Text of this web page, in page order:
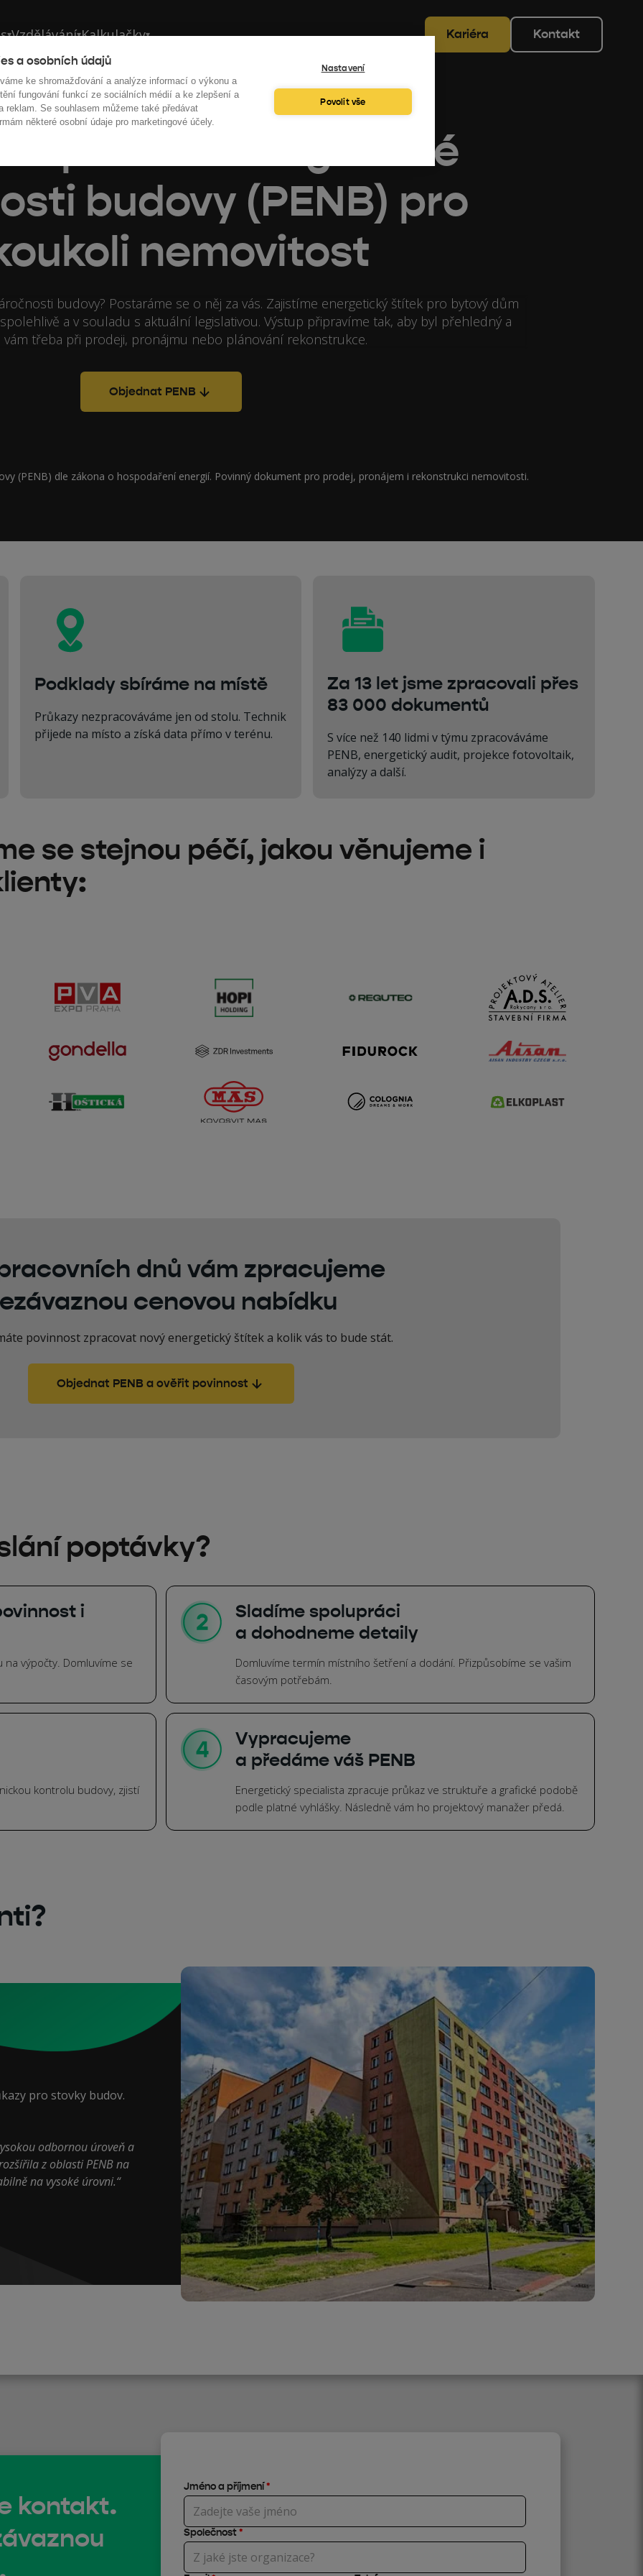
a osobních údajů
ke shromažďování a analýze informací o výkonu a
fungování funkcí ze sociálních médií a ke zlepšení a
reklam. Se souhlasem můžeme také předávat
některé osobní údaje pro marketingové účely.
Nastavení
Povolit vše
▾Vzdělávání▾Kalkulačky▾ Kariéra Kontakt
průkaz energetické
budovy (PENB) pro
nemovitost
budovy? Postaráme se o něj za vás. Zajistíme energetický štítek pro bytový dům
a v souladu s aktuální legislativou. Výstup připravíme tak, aby byl přehledný a
třeba při prodeji, pronájmu nebo plánování rekonstrukce.
Objednat PENB
Podklady sbíráme na místě
Průkazy nezpracováváme jen od stolu. Technik
přijede na místo a získá data přímo v terénu.
Za 13 let jsme zpracovali přes
83 000 dokumentů
S více než 140 lidmi v týmu zpracováváme
PENB, energetický audit, projekce fotovoltaik,
analýzy a další.
se stejnou péčí, jakou věnujeme i
dnů vám zpracujeme
cenovou nabídku
povinnost zpracovat nový energetický štítek a kolik vás to bude stát.
Objednat PENB a ověřit povinnost
poptávky?
i
výpočty. Domluvíme se
Sladíme spolupráci
a dohodneme detaily
Domluvíme termín místního šetření a dodání. Přizpůsobíme se vašim
časovým potřebám.
kontrolu budovy, zjistí
Vypracujeme
a předáme váš PENB
Energetický specialista zpracuje průkaz ve struktuře a grafické podobě
podle platné vyhlášky. Následně vám ho projektový manažer předá.
pro stovky budov.
odbornou úroveň a
z oblasti PENB na
na vysoké úrovni.“
kontakt.
Jméno a příjmení*
Společnost*